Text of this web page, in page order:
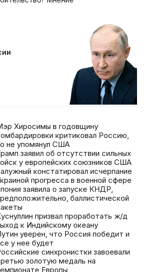
Хиросимы в годовщину
критиковал Россию,
не упомянул США
заявил об отсутствии сильных
у европейских союзников США
констатировал исчерпание
прогресса в военной сфере
заявила о запуске КНДР,
баллистической
призвал проработать ж/д
к Индийскому океану
уверен, что Россия победит и
у нее будет
синхронистки завоевали
золотую медаль на
Европы